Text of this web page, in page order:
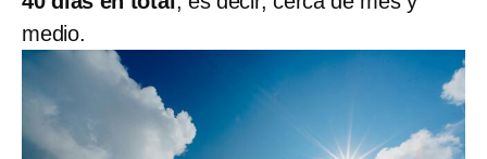
medio.